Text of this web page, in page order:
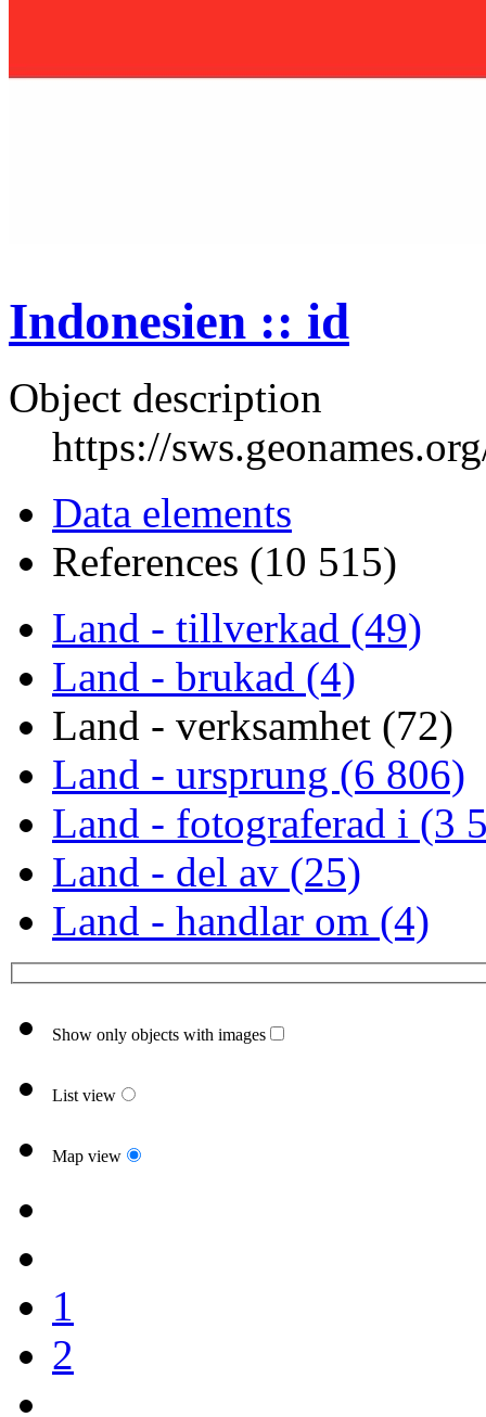
Indonesien :: id
Object description
https://
Data elements
References (10 515)
Land - tillverkad (49)
Land - brukad (4)
Land - verksamhet (72)
Land - ursprung (6 806)
Land - fotograferad i (3
Land - del av (25)
Land - handlar om (4)
Show only objects with images
List view
Map view
1
2